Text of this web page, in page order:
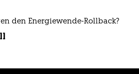
den Energiewende-Rollback?